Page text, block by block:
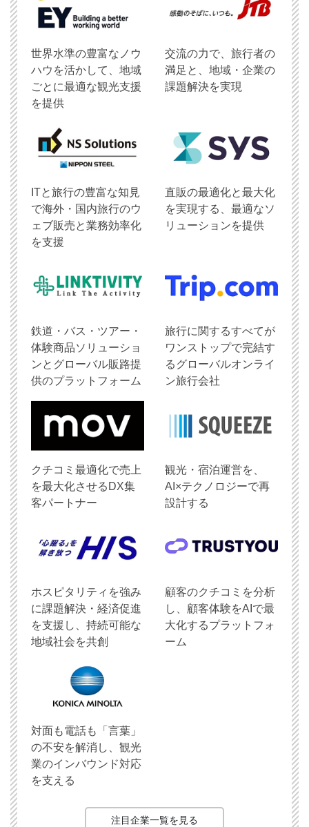
世界水準の豊富なノウ
ハウを活かして、地域
ごとに最適な観光支援
を提供
交流の力で、旅行者の
満足と、地域・企業の
課題解決を実現
ITと旅行の豊富な知見
で海外・国内旅行のウ
ェブ販売と業務効率化
を支援
直販の最適化と最大化
を実現する、最適なソ
リューションを提供
鉄道・バス・ツアー・
体験商品ソリューショ
ンとグローバル販路提
供のプラットフォーム
旅行に関するすべてが
ワンストップで完結す
るグローバルオンライ
ン旅行会社
クチコミ最適化で売上
を最大化させるDX集
客パートナー
観光・宿泊運営を、
AI×テクノロジーで再
設計する
ホスピタリティを強み
に課題解決・経済促進
を支援し、持続可能な
地域社会を共創
顧客のクチコミを分析
し、顧客体験をAIで最
大化するプラットフォ
ーム
対面も電話も「言葉」
の不安を解消し、観光
業のインバウンド対応
を支える
注目企業一覧を見る